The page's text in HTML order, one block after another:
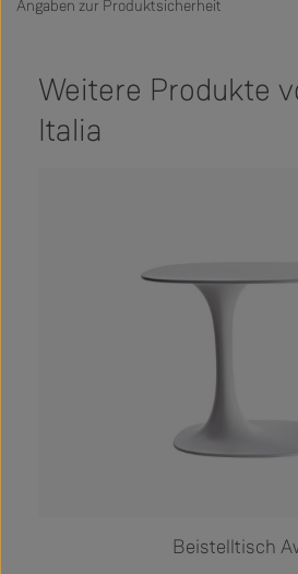
Angaben zur Produktsicherheit
Weitere Produkte
Italia
Beistelltisch